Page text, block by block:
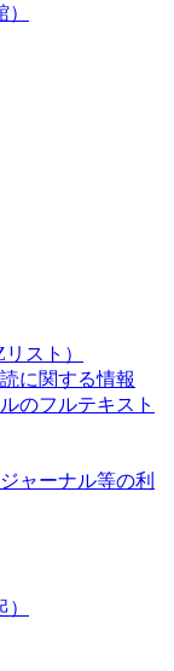
スト）
に関する情報
のフルテキスト
ャーナル等の利